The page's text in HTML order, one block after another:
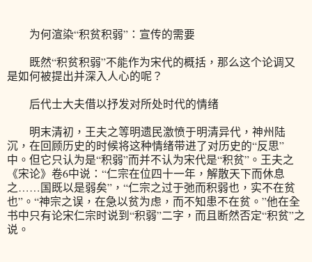
为何渲染“积贫积弱”：宣传的需要
既然“积贫积弱”不能作为宋代的概括，那么这个论调又
是如何被提出并深入人心的呢？
后代士大夫借以抒发对所处时代的情绪
明末清初，王夫之等明遗民激愤于明清异代，神州陆
沉，在回顾历史的时候将这种情绪带进了对历史的“反思”
中。但它只认为是“积弱”而并不认为宋代是“积贫”。王夫之
《宋论》卷6中说：“仁宗在位四十一年，解散天下而休息
之……国既以是弱矣”，“仁宗之过于弛而积弱也，实不在贫
也”。“神宗之误，在急以贫为虑，而不知患不在贫。”他在全
书中只有论宋仁宗时说到“积弱”二字，而且断然否定“积贫”之
说。